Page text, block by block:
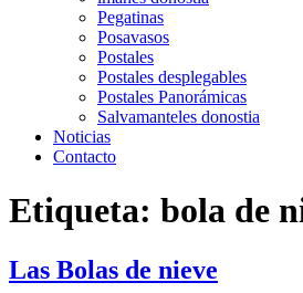
Pegatinas
Posavasos
Postales
Postales desplegables
Postales Panorámicas
Salvamanteles donostia
Noticias
Contacto
Etiqueta: bola de
Las Bolas de nieve